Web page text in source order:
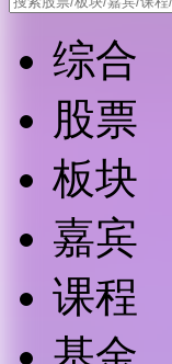
综合
股票
板块
嘉宾
课程